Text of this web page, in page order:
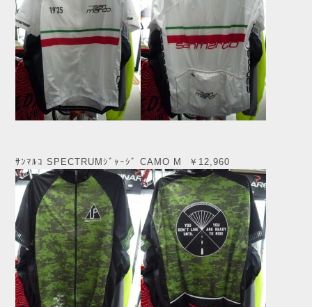
ｻﾝﾏﾙｺ SPECTRUMｼﾞｬｰｼﾞ CAMO M ￥12,960